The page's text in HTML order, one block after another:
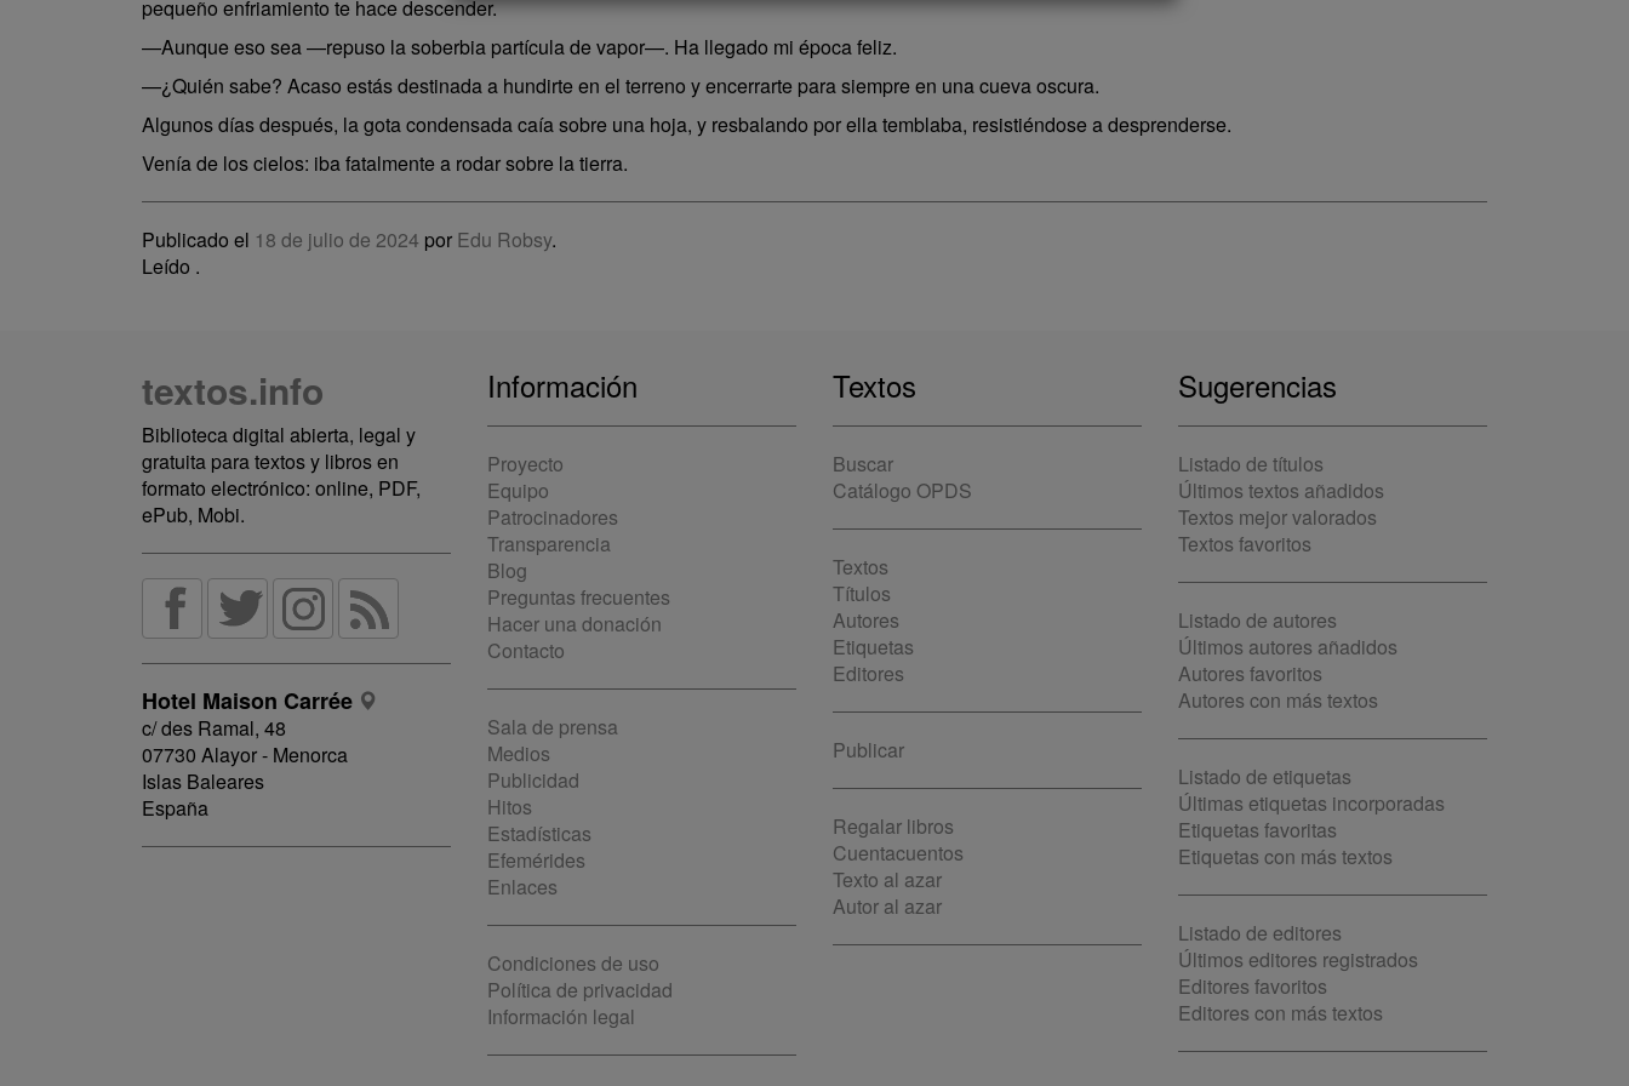
pequeño enfriamiento te hace descender.
—Aunque eso sea —repuso la soberbia partícula de vapor—. Ha llegado mi época feliz.
—¿Quién sabe? Acaso estás destinada a hundirte en el terreno y encerrarte para siempre en una cueva oscura.
Algunos días después, la gota condensada caía sobre una hoja, y resbalando por ella temblaba, resistiéndose a desprenderse.
Venía de los cielos: iba fatalmente a rodar sobre la tierra.
Publicado el 18 de julio de 2024 por Edu Robsy.
Leído .
textos.info
Biblioteca digital abierta, legal y
gratuita para textos y libros en
formato electrónico: online, PDF,
ePub, Mobi.
Hotel Maison Carrée
c/ des Ramal, 48
07730 Alayor - Menorca
Islas Baleares
España
Información
Proyecto
Equipo
Patrocinadores
Transparencia
Blog
Preguntas frecuentes
Hacer una donación
Contacto
Sala de prensa
Medios
Publicidad
Hitos
Estadísticas
Efemérides
Enlaces
Condiciones de uso
Política de privacidad
Información legal
Textos
Buscar
Catálogo OPDS
Textos
Títulos
Autores
Etiquetas
Editores
Publicar
Regalar libros
Cuentacuentos
Texto al azar
Autor al azar
Sugerencias
Listado de títulos
Últimos textos añadidos
Textos mejor valorados
Textos favoritos
Listado de autores
Últimos autores añadidos
Autores favoritos
Autores con más textos
Listado de etiquetas
Últimas etiquetas incorporadas
Etiquetas favoritas
Etiquetas con más textos
Listado de editores
Últimos editores registrados
Editores favoritos
Editores con más textos